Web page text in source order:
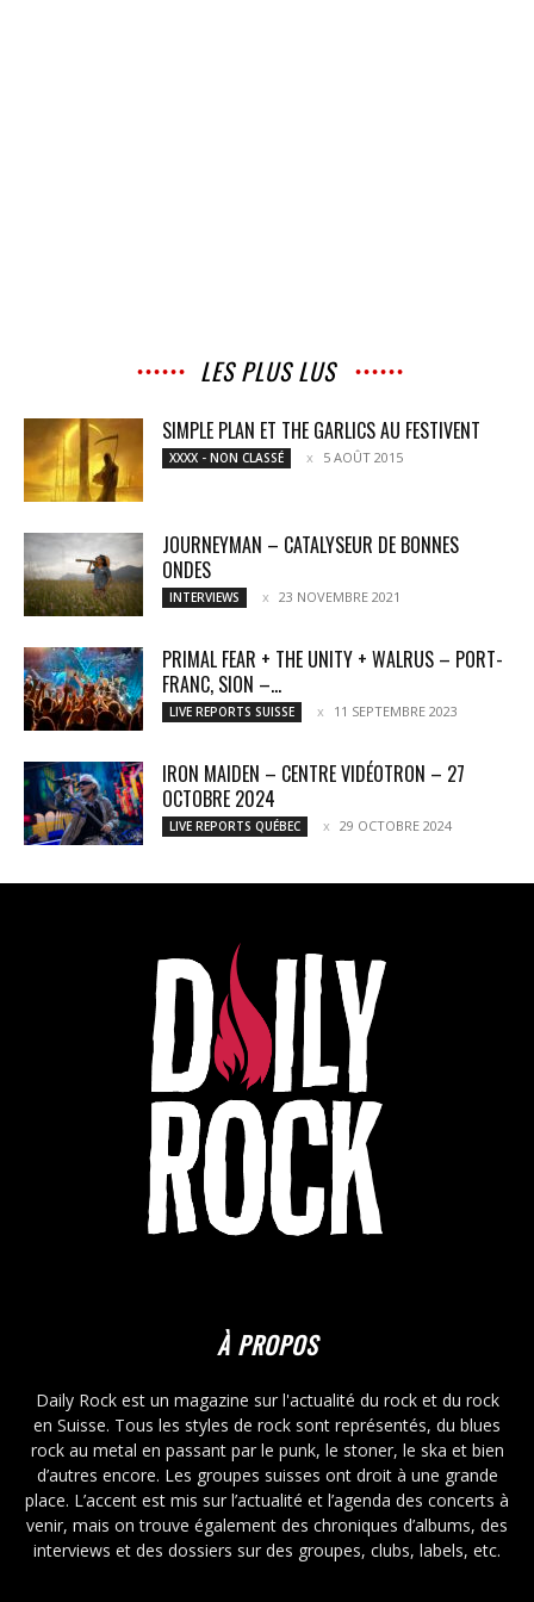
LES PLUS LUS
SIMPLE PLAN ET THE GARLICS AU FESTIVENT
XXXX - NON CLASSÉ 5 AOÛT 2015
JOURNEYMAN – CATALYSEUR DE BONNES
ONDES
INTERVIEWS 23 NOVEMBRE 2021
PRIMAL FEAR + THE UNITY + WALRUS – PORT-
FRANC, SION –...
LIVE REPORTS SUISSE 11 SEPTEMBRE 2023
IRON MAIDEN – CENTRE VIDÉOTRON – 27
OCTOBRE 2024
LIVE REPORTS QUÉBEC 29 OCTOBRE 2024
À PROPOS
Daily Rock est un magazine sur l'actualité du rock et du rock
en Suisse. Tous les styles de rock sont représentés, du blues
rock au metal en passant par le punk, le stoner, le ska et bien
d’autres encore. Les groupes suisses ont droit à une grande
place. L’accent est mis sur l’actualité et l’agenda des concerts à
venir, mais on trouve également des chroniques d’albums, des
interviews et des dossiers sur des groupes, clubs, labels, etc.